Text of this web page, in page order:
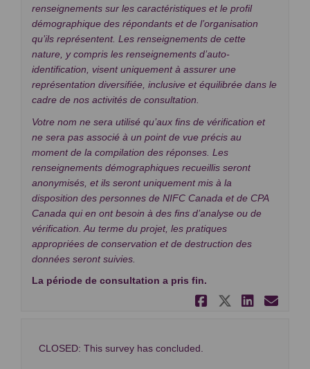
renseignements sur les caractéristiques et le profil
démographique des répondants et de l’organisation
qu’ils représentent. Les renseignements de cette
nature, y compris les renseignements d’auto-
identification, visent uniquement à assurer une
représentation diversifiée, inclusive et équilibrée dans le
cadre de nos activités de consultation.
Votre nom ne sera utilisé qu’aux fins de vérification et
ne sera pas associé à un point de vue précis au
moment de la compilation des réponses. Les
renseignements démographiques recueillis seront
anonymisés, et ils seront uniquement mis à la
disposition des personnes de NIFC Canada et de CPA
Canada qui en ont besoin à des fins d’analyse ou de
vérification. Au terme du projet, les pratiques
appropriées de conservation et de destruction des
données seront suivies.
La période de consultation a pris fin.
Partager
CLOSED: This survey has concluded.